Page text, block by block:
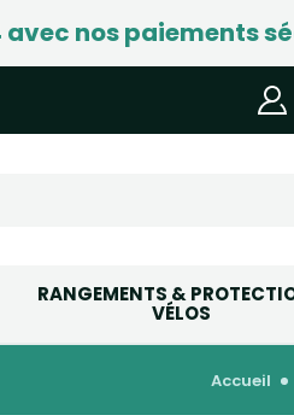
nos paiements
RANGEMENTS &
VÉLOS
accueil